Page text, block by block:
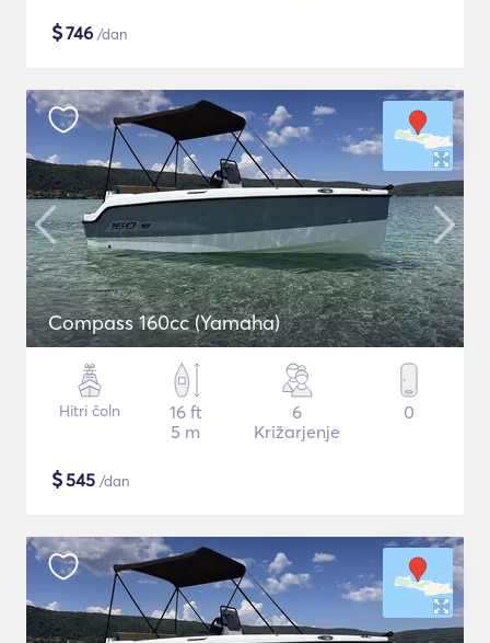
$746 /dan
Compass 160cc (Yamaha)
Hitri čoln
16 ft
5 m
6
Križarjenje
0
$545 /dan